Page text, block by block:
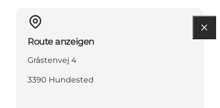
Route anzeigen
Gråstenvej 4
3390 Hundested